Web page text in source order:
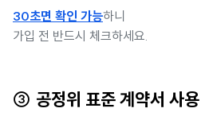
30초면 확인 가능하니
가입 전 반드시 체크하세요.
③ 공정위 표준 계약서 사용